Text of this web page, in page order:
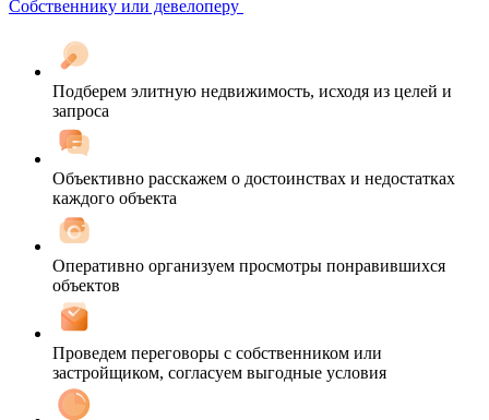
Собственнику или девелоперу
Подберем элитную недвижимость, исходя из целей и
запроса
Объективно расскажем о достоинствах и недостатках
каждого объекта
Оперативно организуем просмотры понравившихся
объектов
Проведем переговоры с собственником или
застройщиком, согласуем выгодные условия